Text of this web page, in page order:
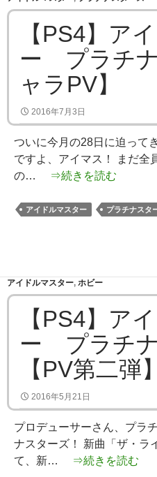
【PS4】ア
ー プラチ
ャラPV】
2016年7月3日
ついに今月の28日に迫って
ですよ、アイマス！ まだ全
の…
⇒続きを読む
アイドルマスター プラチナスタ
アイドルマスター, ホビー
【PS4】ア
ー プラチ
【PV第二弾】
2016年5月21日
プロデューサーさん、プラ
ナスターズ！ 新曲「ザ・ラ
て、新…
⇒続きを読む